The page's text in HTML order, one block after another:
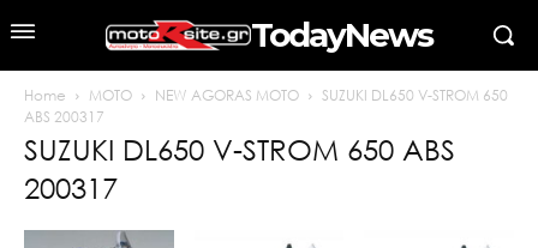
TodayNews
Home MOTO NEW AGORAS MOTO
SUZUKI DL650 V-STROM 650
ABS 200317
SUZUKI DL650 V-STROM 650 ABS
200317